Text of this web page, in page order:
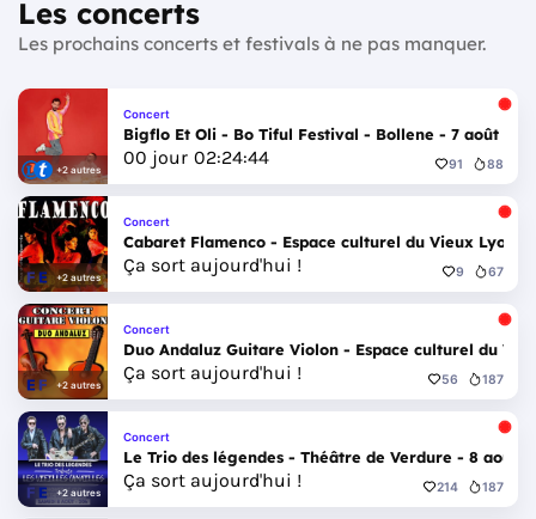
Les concerts
Les prochains concerts et festivals à ne pas manquer.
+2 autres
Concert
Bigflo Et Oli - Bo Tiful Festival - Bollene - 7 août
00 jour 02:24:42 91 88
+2 autres
Concert
Cabaret Flamenco - Espace culturel du Vieux Lyon -
Ça sort aujourd'hui ! 9 67
+2 autres
Concert
Duo Andaluz Guitare Violon - Espace culturel du
Ça sort aujourd'hui ! 56 187
+2 autres
Concert
Le Trio des légendes - Théâtre de Verdure - 8 août
Ça sort aujourd'hui ! 214 187